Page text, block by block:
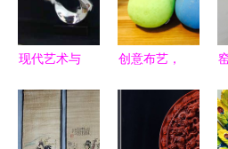
现代艺术与
融合 电镀
抽象雕塑与
创意布艺，
——棉棉细
语布艺玩具